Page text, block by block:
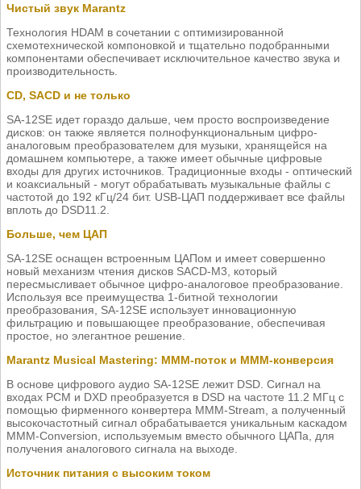
Чистый звук Marantz
Технология HDAM в сочетании с оптимизированной
схемотехнической компоновкой и тщательно подобранными
компонентами обеспечивает исключительное качество звука и
производительность.
CD, SACD и не только
SA-12SE идет гораздо дальше, чем просто воспроизведение
дисков: он также является полнофункциональным цифро-
аналоговым преобразователем для музыки, хранящейся на
домашнем компьютере, а также имеет обычные цифровые
входы для других источников. Традиционные входы - оптический
и коаксиальный - могут обрабатывать музыкальные файлы с
частотой до 192 кГц/24 бит. USB-ЦАП поддерживает все файлы
вплоть до DSD11.2.
Больше, чем ЦАП
SA-12SE оснащен встроенным ЦАПом и имеет совершенно
новый механизм чтения дисков SACD-M3, который
пересмысливает обычное цифро-аналоговое преобразование.
Используя все преимущества 1-битной технологии
преобразования, SA-12SE использует инновационную
фильтрацию и повышающее преобразование, обеспечивая
простое, но элегантное решение.
Marantz Musical Mastering: МММ-поток и МММ-конверсия
В основе цифрового аудио SA-12SE лежит DSD. Сигнал на
входах PCM и DXD преобразуется в DSD на частоте 11.2 МГц с
помощью фирменного конвертера MMM-Stream, а полученный
высокочастотный сигнал обрабатывается уникальным каскадом
MMM-Conversion, используемым вместо обычного ЦАПа, для
получения аналогового сигнала на выходе.
Источник питания с высоким током